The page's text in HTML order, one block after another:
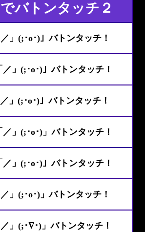
バトンタッチ２
」(;･o･)」バトンタッチ！
」(;･o･)」バトンタッチ！
」(;･o･)」バトンタッチ！
」(;･o･)」バトンタッチ！
」(;･o･)」バトンタッチ！
」(;･o･)」バトンタッチ！
」(;･∇･)」バトンタッチ！